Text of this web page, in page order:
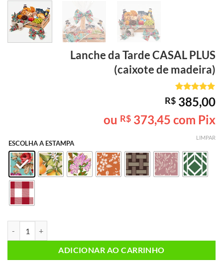
Lanche da TardeCASAL PLUS
(caixote de madeira)
Avaliado
como5de
5, com
baseado em
1
de cliente
R$ 385,00
ou R$ 373,45 com Pix
ESCOLHA A ESTAMPA
LIMPAR
ADICIONAR AO CARRINHO